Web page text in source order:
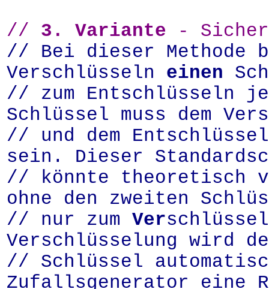
// 3. Variante
-
// Bei dieser Methode
Verschlüsseln einen
// zum Entschlüsseln
Schlüssel muss dem
// und dem
sein. Dieser
// könnte theoretisch
ohne den zweiten
// nur zum Ver
Verschlüsselung wird
// Schlüssel
Zufallsgenerator eine